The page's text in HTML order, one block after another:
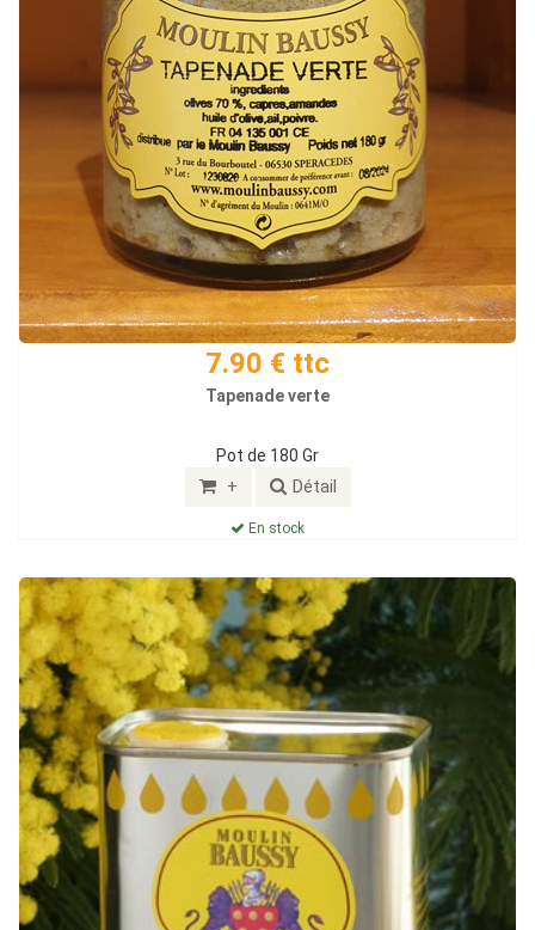
7.90 € ttc
Tapenade verte
Pot de 180 Gr
+ Détail
En stock